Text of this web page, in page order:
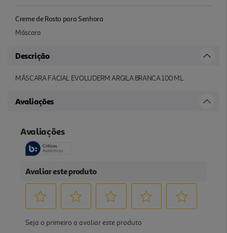
Creme de Rosto para Senhora
Máscara
Descrição
MÁSCARA FACIAL EVOLUDERM ARGILA BRANCA 100 ML
Avaliações